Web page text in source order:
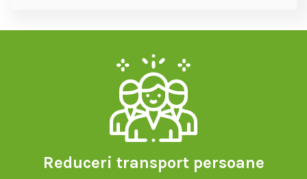
Reduceri transport persoane